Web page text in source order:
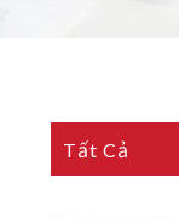
Tất Cả